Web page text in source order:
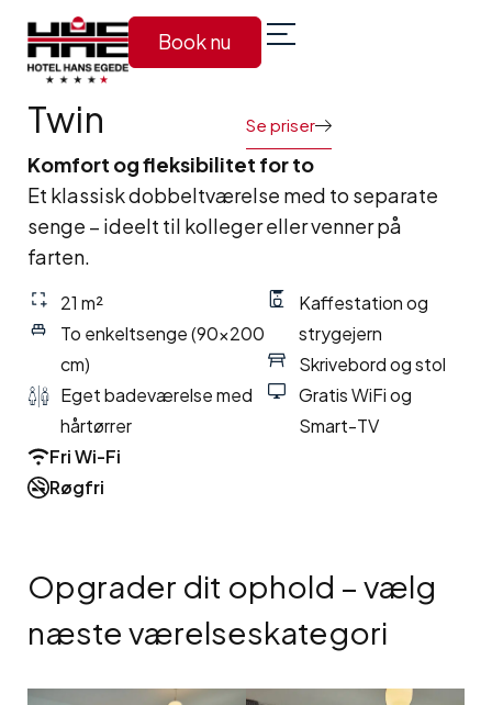
Book nu
Twin Se priser
Fri Wi-Fi
Røgfri
Komfort og fleksibilitet for to
Et klassisk dobbeltværelse med to separate
senge – ideelt til kolleger eller venner på
farten.
21 m²
To enkeltsenge (90×200
cm)
Eget badeværelse med
hårtørrer
Kaffestation og
strygejern
Skrivebord og stol
Gratis WiFi og
Smart-TV
Opgrader dit ophold – vælg
næste værelseskategori